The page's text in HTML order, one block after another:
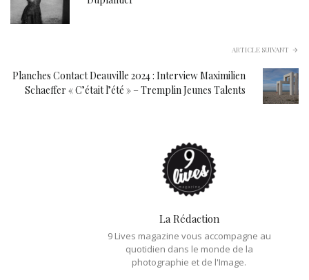
ARTICLE SUIVANT
Planches Contact Deauville 2024 : Interview Maximilien
Schaeffer « C’était l’été » – Tremplin Jeunes Talents
La Rédaction
9 Lives magazine vous accompagne au
quotidien dans le monde de la
photographie et de l'Image.